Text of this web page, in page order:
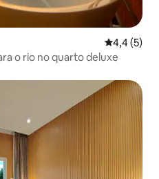
4,4 de
4,4 (5)
o rio no quarto deluxe